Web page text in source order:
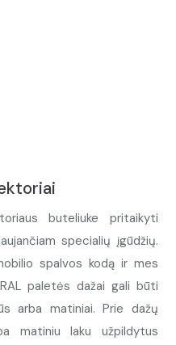
buteliuke pritaikyti
specialių įgūdžių.
spalvos kodą ir mes
paletės dažai gali būti
arba matiniai. Prie dažų
matiniu laku užpildytus